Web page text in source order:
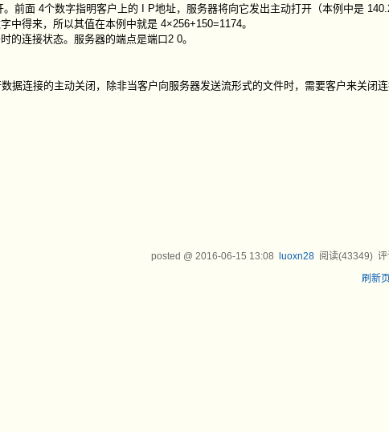
前面 4个数字指明客户上的 I P地址，服务器将向它发出主动打开（本例中是
中得来，所以其值在本例中就是 4×256+150=1174。
连接状态。服务器的端点是端口2 0。
连接的主动关闭，除非当客户向服务器发送流形式的文件时，需要客户来关闭
posted @2016-06-15 13:08 luoxn28 阅读(43349) 评
刷新